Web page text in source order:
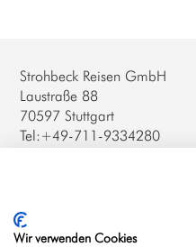
Strohbeck Reisen GmbH
Laustraße 88
70597 Stuttgart
Tel:+49-711-9334280
KONTAKT ÖSTERREICH
Wir verwenden Cookies